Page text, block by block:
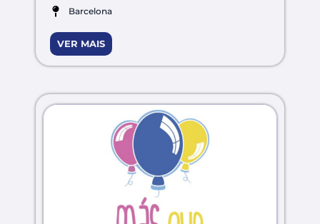
Barcelona
VER MAIS